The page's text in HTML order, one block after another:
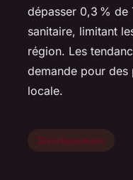
dépasser 0,3 % de
sanitaire, limitant
région. Les
demande pour des
locale.
Divertissement